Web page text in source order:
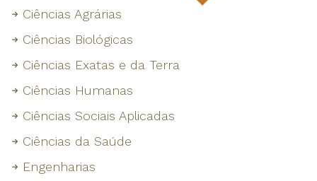
Ciências Agrárias
Ciências Biológicas
Ciências Exatas e da Terra
Ciências Humanas
Ciências Sociais Aplicadas
Ciências da Saúde
Engenharias